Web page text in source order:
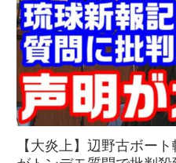
【大炎上】辺野古ボー